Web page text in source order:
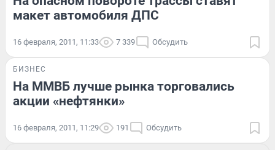
макет автомобиля ДПС
16 февраля, 2011, 11:33 7 339 Обсудить
БИЗНЕС
На ММВБ лучше рынка торговались
акции «нефтянки»
16 февраля, 2011, 11:29 191 Обсудить